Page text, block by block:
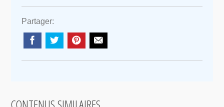
Partager: